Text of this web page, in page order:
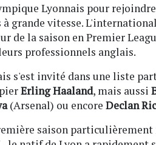
Lyonnais pour
grande vitesse.
de la saison en Premier
professionnels anglais.
s'est invité dans une liste
Erling Haaland, mais aussi
(Arsenal) ou encore Declan
saison